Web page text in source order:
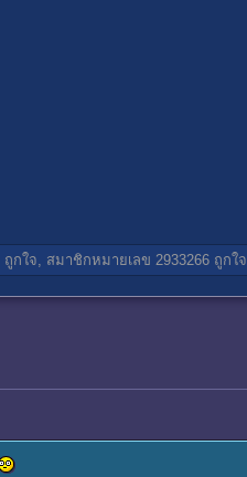
ถูกใจ, สมาชิกหมายเลข 2933266 ถูกใจ